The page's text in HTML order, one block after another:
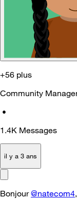
+56 plus
Community
•
1.4K Messages
il y a 3 ans
Bonjour@natecom4,